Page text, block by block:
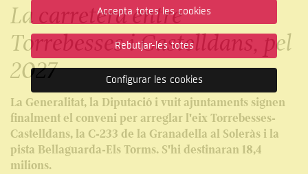
La carretera entre
Torrebesses i Castelldans, pel
2027
La Generalitat, la Diputació i vuit ajuntaments signen
finalment el conveni per arreglar l'eix Torrebesses-
Castelldans, la C-233 de la Granadella al Soleràs i la
pista Bellaguarda-Els Torms. S'hi destinaran 18,4
milions.
Accepta totes les cookies
Rebutjar-les totes
Configurar les cookies